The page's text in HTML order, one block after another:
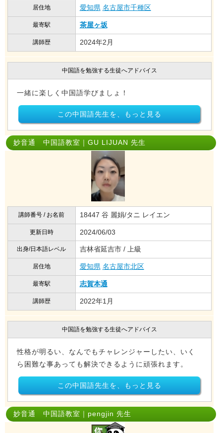
居住地 愛知県 名古屋市千種区
最寄駅 茶屋ヶ坂
講師歴 2024年2月
中国語を勉強する生徒へアドバイス
一緒に楽しく中国語学びましょ！
この中国語先生を、もっと見る
妙音通 中国語教室｜GU LIJUAN 先生
講師番号 / お名前 18447 谷 麗娟/タニ レイエン
更新日時 2024/06/03
出身/日本語レベル 吉林省延吉市 / 上級
居住地 愛知県 名古屋市北区
最寄駅 志賀本通
講師歴 2022年1月
中国語を勉強する生徒へアドバイス
性格が明るい、なんでもチャレンジャーしたい、いく
ら困難な事あっても解決できるように頑張れます。
この中国語先生を、もっと見る
妙音通 中国語教室｜pengjin 先生